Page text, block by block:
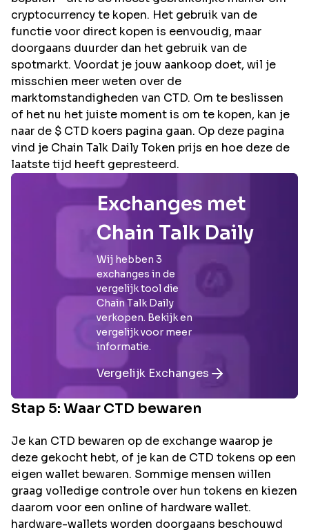
cryptocurrency te kopen. Het gebruik van de
functie voor direct kopen is eenvoudig, maar
doorgaans duurder dan het gebruik van de
spotmarkt. Voordat je jouw aankoop doet, wil je
misschien meer weten over de
marktomstandigheden van CTD. Om te beslissen
of het nu het juiste moment is om te kopen, kan je
naar de $ CTD koers pagina gaan. Op deze pagina
vind je Chain Talk Daily Token prijs en hoe deze de
laatste tijd heeft gepresteerd.
Exchanges met
Chain Talk Daily
Wij hebben 3
exchanges in de
vergelijk tool die
Chain Talk Daily
verkopen. Bekijk en
vergelijk voor meer
informatie.
Vergelijk Exchanges
Stap 5: Waar CTD bewaren
Je kan CTD bewaren op de exchange waarop je
deze gekocht hebt, of je kan de CTD tokens op een
eigen wallet bewaren. Sommige mensen willen
graag volledige controle over hun tokens en kiezen
daarom voor een online of hardware wallet.
hardware-wallets worden doorgaans beschouwd